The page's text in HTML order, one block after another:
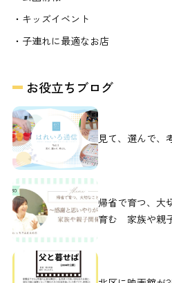
・キッズイベント
・子連れに最適なお店
お役立ちブログ
見て、選んで、
帰省で育つ、大
育む 家族や親